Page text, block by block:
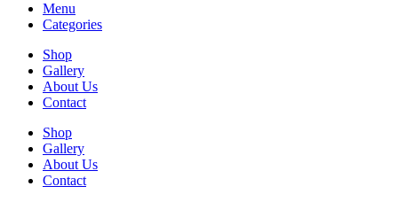
Menu
Categories
Shop
Gallery
About Us
Contact
Shop
Gallery
About Us
Contact